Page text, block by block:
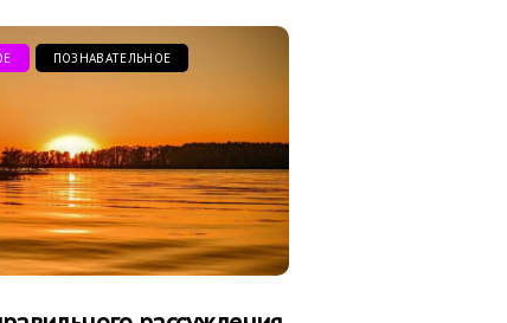
ПОЗНАВАТЕЛЬНОЕ